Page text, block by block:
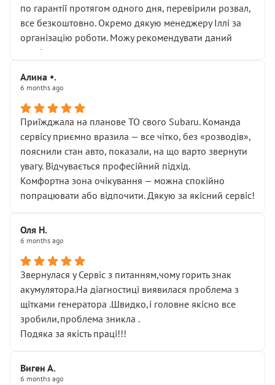
по гарантії протягом одного дня, перевірили розвал,
все безкоштовно. Окремо дякую менеджеру Іллі за
організацію роботи. Можу рекомендувати даний
сервіс.
Алина •.
6 months ago
Приїжджала на планове ТО свого Subaru. Команда
сервісу приємно вразила — все чітко, без «розводів»,
пояснили стан авто, показали, на що варто звернути
увагу. Відчувається професійний підхід.
Комфортна зона очікування — можна спокійно
попрацювати або відпочити. Дякую за якісний сервіс!
Оля Н.
6 months ago
Звернулася у Сервіс з питанням,чому горить знак
акумулятора.На діагностиці виявилася проблема з
щітками генератора .Швидко,і головне якісно все
зробили,проблема зникла .
Подяка за якість праці!!!
Виген А.
6 months ago